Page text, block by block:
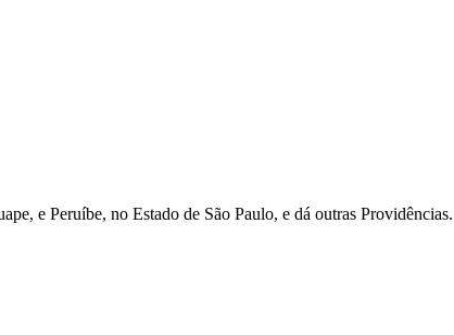
e Peruíbe, no Estado de São Paulo, e dá outras Providências.